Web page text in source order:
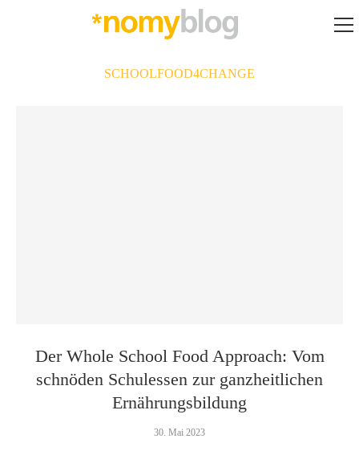
SCHOOLFOOD4CHANGE
Der Whole School Food Approach: Vom
schnöden Schulessen zur ganzheitlichen
Ernährungsbildung
30. Mai 2023